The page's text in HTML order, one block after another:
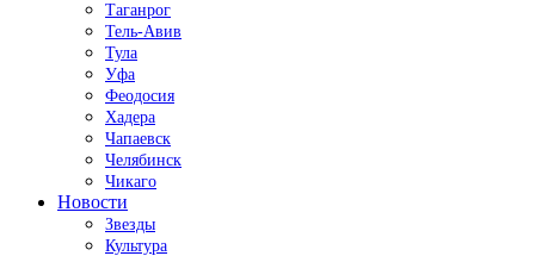
Таганрог
Тель-Авив
Тула
Уфа
Феодосия
Хадера
Чапаевск
Челябинск
Чикаго
Новости
Звезды
Культура